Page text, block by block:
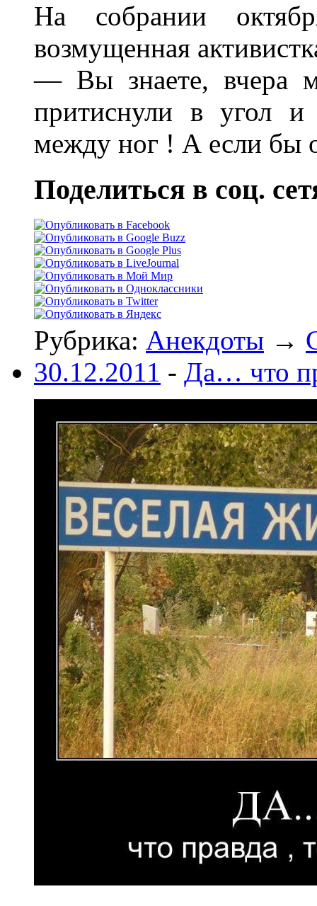
На собрании
возмущенная
— Вы знаете, вчера
притиснули в угол
между ног ! А если бы
Поделиться в соц.
Рубрика: Анекдоты →
30.12.2011 - Да… что